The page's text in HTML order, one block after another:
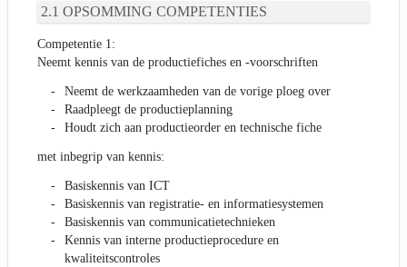
OPSOMMING COMPETENTIES
Competentie 1:
Neemt kennis van de productiefiches en -voorschriften
Neemt de werkzaamheden van de vorige ploeg over
Raadpleegt de productieplanning
Houdt zich aan productieorder en technische fiche
met inbegrip van kennis:
Basiskennis van ICT
Basiskennis van registratie- en informatiesystemen
Basiskennis van communicatietechnieken
Kennis van interne productieprocedure en
kwaliteitscontroles